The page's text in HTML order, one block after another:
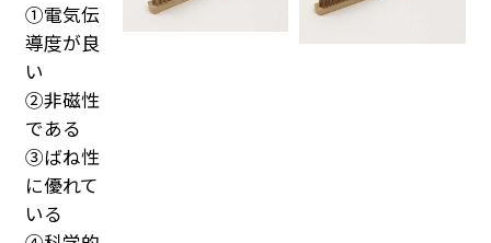
①電気伝
導度が良
い
②非磁性
である
③ばね性
に優れて
いる